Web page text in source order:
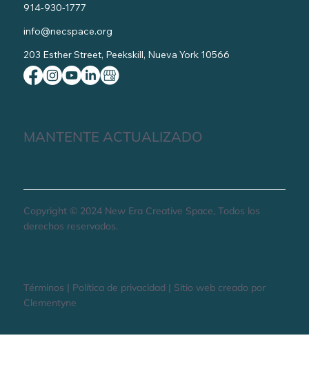
914-930-1777
info@necspace.org
203 Esther Street, Peekskill, Nueva York 10566
MANTENTE ACTUALIZADO
Copyright © 2024 New Era Creative Space, Todos los
derechos reservados.
Términos | Política de privacidad | Sitio web creado por
Clementyne